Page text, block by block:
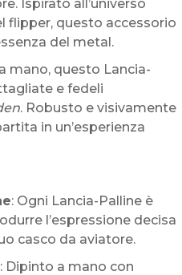
Ispirato all’universo
flipper, questo accessorio
del metal.
mano, questo Lancia-
e fedeli
. Robusto e visivamente
in un’esperienza
: Ogni Lancia-Palline è
l’espressione decisa
casco da aviatore.
: Dipinto a mano con